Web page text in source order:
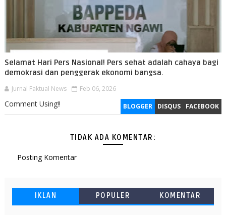
Selamat Hari Pers Nasional! Pers sehat adalah cahaya bagi
demokrasi dan penggerak ekonomi bangsa.
Jurnal Faktual News Feb 06, 2026
BLOGGER DISQUS FACEBOOK
Comment Using!!
TIDAK ADA KOMENTAR:
Posting Komentar
IKLAN POPULER KOMENTAR